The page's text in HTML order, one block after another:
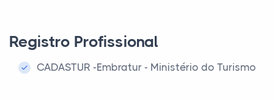
Registro Profissional
CADASTUR -Embratur - Ministério do Turismo